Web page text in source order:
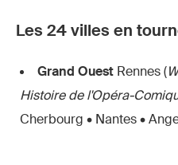
Les 24 villes en
Grand Ouest Rennes (
Histoire de l'Opéra-
Cherbourg • Nantes •